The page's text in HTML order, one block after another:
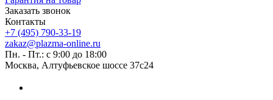
Заказать звонок
Контакты
+7 (495) 790-33-19
zakaz@plazma-online.ru
Пн. - Пт.: с 9:00 до 18:00
Москва, Алтуфьевское шоссе 37с24